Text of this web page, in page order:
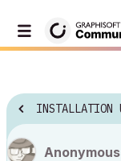
INSTALLATION UND
Anonymous